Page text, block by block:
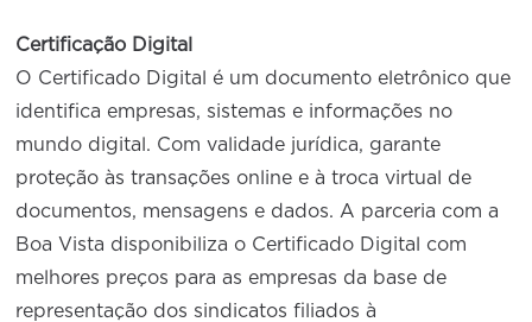
Certificação Digital
O Certificado Digital é um documento eletrônico que
identifica empresas, sistemas e informações no
mundo digital. Com validade jurídica, garante
proteção às transações online e à troca virtual de
documentos, mensagens e dados. A parceria com a
Boa Vista disponibiliza o Certificado Digital com
melhores preços para as empresas da base de
representação dos sindicatos filiados à